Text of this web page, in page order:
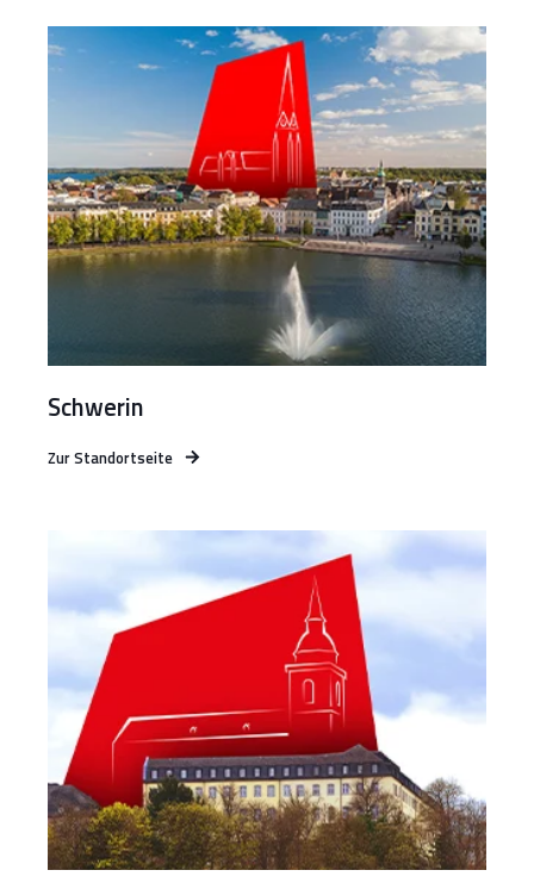
Schwerin
Zur Standortseite